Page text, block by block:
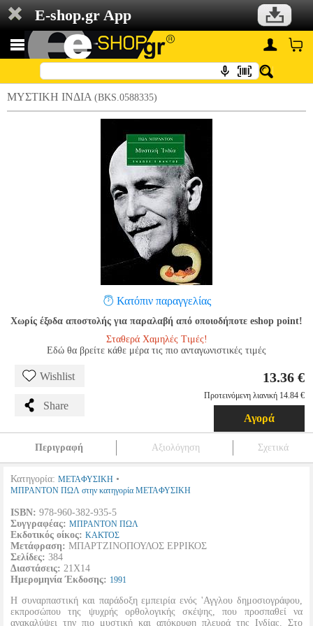
E-shop.gr App
ΜΥΣΤΙΚΗ ΙΝΔΙΑ (BKS.0588335)
Κατόπιν παραγγελίας
Χωρίς έξοδα αποστολής για παραλαβή από οποιοδήποτε eshop point!
Σταθερά Χαμηλές Τιμές!
Εδώ θα βρείτε κάθε μέρα τις πιο ανταγωνιστικές τιμές
Wishlist
Share
13.36 €
Προτεινόμενη λιανική 14.84 €
Αγορά
Περιγραφή Αξιολόγηση Σχετικά
Κατηγορία: ΜΕΤΑΦΥΣΙΚΗ •
ΜΠΡΑΝΤΟΝ ΠΩΛ στην κατηγορία ΜΕΤΑΦΥΣΙΚΗ
ISBN: 978-960-382-935-5
Συγγραφέας: ΜΠΡΑΝΤΟΝ ΠΩΛ
Εκδοτικός οίκος: ΚΑΚΤΟΣ
Μετάφραση: ΜΠΑΡΤΖΙΝΟΠΟΥΛΟΣ ΕΡΡΙΚΟΣ
Σελίδες: 384
Διαστάσεις: 21Χ14
Ημερομηνία Έκδοσης: 1991
Η συναρπαστική και παράδοξη εμπειρία ενός 'Αγγλου δημοσιογράφου,
εκπροσώπου της ψυχρής ορθολογικής σκέψης, που προσπαθεί να
ανακαλύψει την πιο μυστική και απόκρυφη πλευρά της Ινδίας. Στο